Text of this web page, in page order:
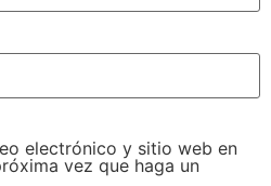
electrónico y sitio web en
vez que haga un